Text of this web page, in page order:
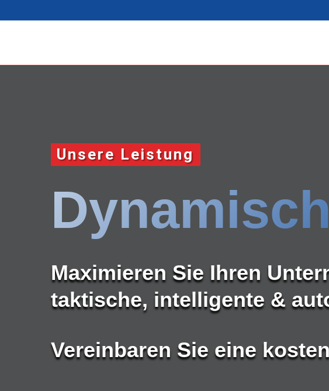
Unsere Leistung
Maximieren Sie Ihren
taktische, intelligente &
Vereinbaren Sie eine